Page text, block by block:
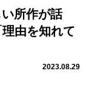
所作が話
由を知れて
2023.08.29